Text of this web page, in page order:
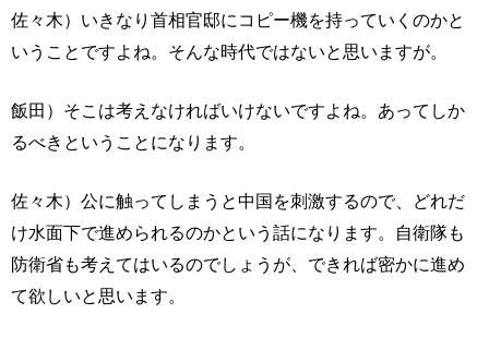
佐々木）いきなり首相官邸にコピー機を持っていくのかと
いうことですよね。そんな時代ではないと思いますが。
飯田）そこは考えなければいけないですよね。あってしか
るべきということになります。
佐々木）公に触ってしまうと中国を刺激するので、どれだ
け水面下で進められるのかという話になります。自衛隊も
防衛省も考えてはいるのでしょうが、できれば密かに進め
て欲しいと思います。